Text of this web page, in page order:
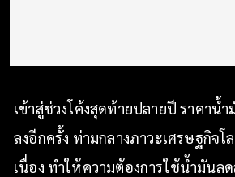
เข้าสู่ช่วงโค้งสุดท้ายปลายปี ราคาน้
ลงอีกครั้ง ท่ามกลางภาวะเศรษฐกิจ
เนื่อง ทำให้ความต้องการใช้น้ำมันล